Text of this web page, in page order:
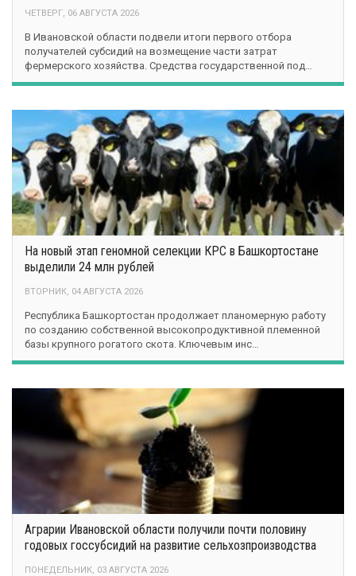
ЧЕТВЕРГ, 06 АВГУСТА 2026
В Ивановской области подвели итоги первого отбора
получателей субсидий на возмещение части затрат
фермерского хозяйства. Средства государственной под…
На новый этап геномной селекции КРС в Башкортостане
выделили 24 млн рублей
ВТОРНИК, 04 АВГУСТА 2026
Республика Башкортостан продолжает планомерную работу
по созданию собственной высокопродуктивной племенной
базы крупного рогатого скота. Ключевым инс…
Аграрии Ивановской области получили почти половину
годовых госсубсидий на развитие сельхозпроизводства
ПОНЕДЕЛЬНИК, 03 АВГУСТА 2026